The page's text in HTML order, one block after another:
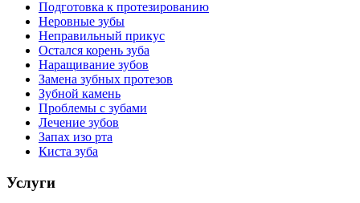
Подготовка к протезированию
Неровные зубы
Неправильный прикус
Остался корень зуба
Наращивание зубов
Замена зубных протезов
Зубной камень
Проблемы с зубами
Лечение зубов
Запах изо рта
Киста зуба
Услуги